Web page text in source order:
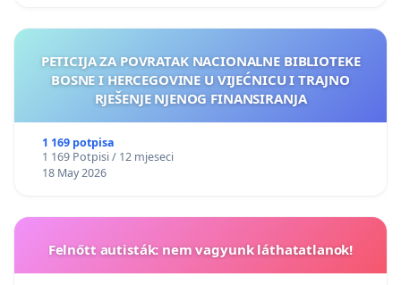
PETICIJA ZA POVRATAK NACIONALNE BIBLIOTEKE
BOSNE I HERCEGOVINE U VIJEĆNICU I TRAJNO
RJEŠENJE NJENOG FINANSIRANJA
1 169 potpisa
1 169 Potpisi / 12 mjeseci
18 May 2026
Felnőtt autisták: nem vagyunk láthatatlanok!